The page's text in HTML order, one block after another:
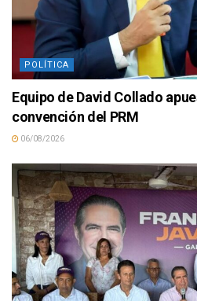
POLÍTICA
Equipo de David Collado
convención del PRM
06/08/2026